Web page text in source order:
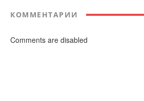
КОММЕНТАРИИ
Comments are disabled